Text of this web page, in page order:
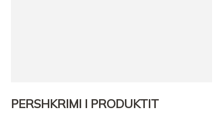
PERSHKRIMI I PRODUKTIT